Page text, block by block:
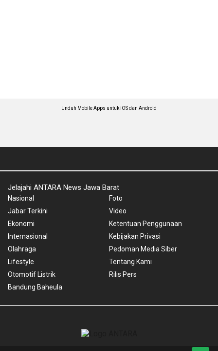
Unduh Mobile Apps untuk iOS dan Android
Jelajahi ANTARA News Jawa Barat
Nasional
Jabar Terkini
Ekonomi
Internasional
Olahraga
Lifestyle
Otomotif Listrik
Bandung Baheula
Foto
Video
Ketentuan Penggunaan
Kebijakan Privasi
Pedoman Media Siber
Tentang Kami
Rilis Pers